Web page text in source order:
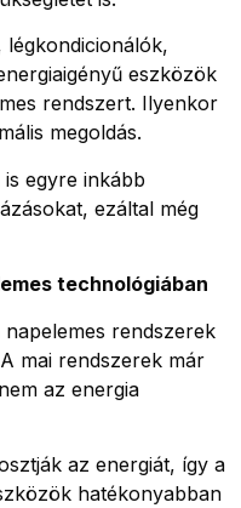
eszközök
rendszert. Ilyenkor
megoldás.
is egyre inkább
ezáltal még
technológiában
rendszerek
mai rendszerek már
az energia
az energiát, így a
hatékonyabban